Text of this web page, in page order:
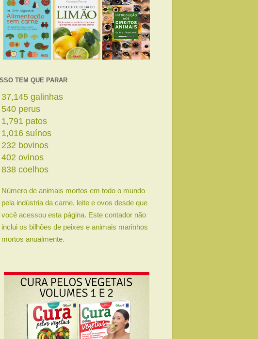
ISSO TEM QUE PARAR
39,178 galinhas
569 perus
1,889 patos
1,072 suínos
245 bovinos
424 ovinos
884 coelhos
Número de animais mortos em todo o mundo
pela indústria da carne, leite e ovos desde que
você acessou esta página. Este contador não
inclui os bilhões de peixes e animais marinhos
mortos anualmente.